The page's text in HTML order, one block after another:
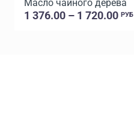
Масло чайного дерева
1 376.00 – 1 720.00 РУБ